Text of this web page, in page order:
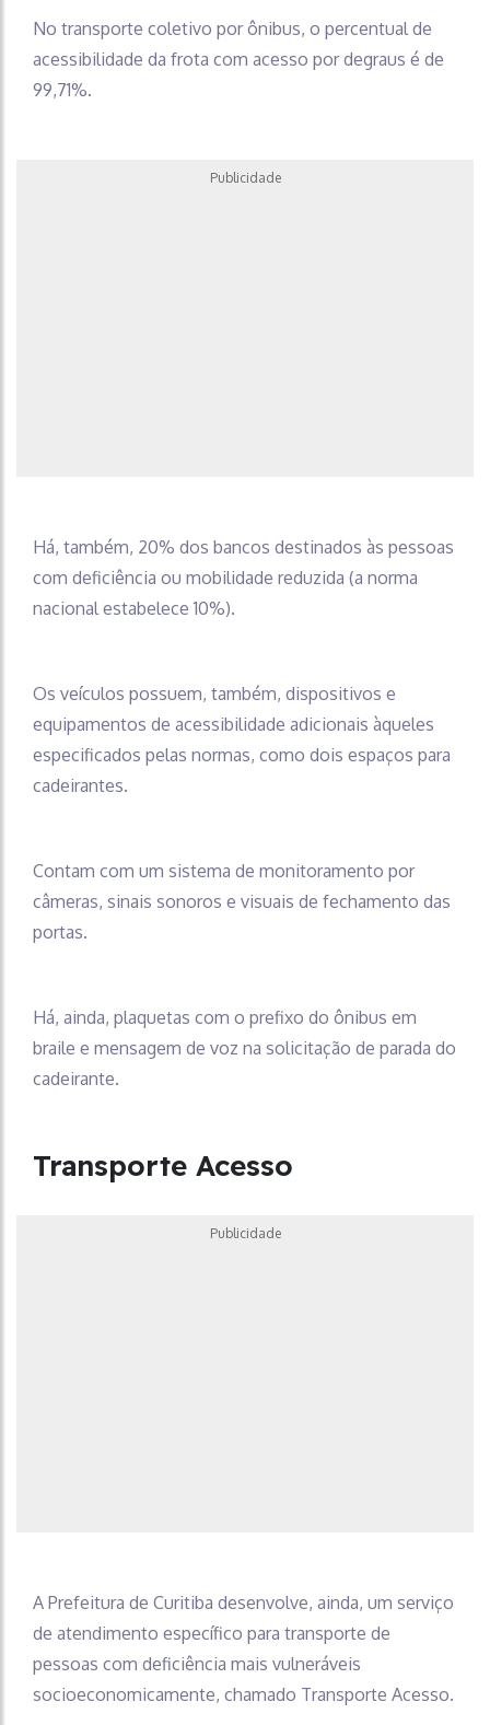
No transporte coletivo por ônibus, o percentual de
acessibilidade da frota com acesso por degraus é de
99,71%.
Publicidade
Há, também, 20% dos bancos destinados às pessoas
com deficiência ou mobilidade reduzida (a norma
nacional estabelece 10%).
Os veículos possuem, também, dispositivos e
equipamentos de acessibilidade adicionais àqueles
especificados pelas normas, como dois espaços para
cadeirantes.
Contam com um sistema de monitoramento por
câmeras, sinais sonoros e visuais de fechamento das
portas.
Há, ainda, plaquetas com o prefixo do ônibus em
braile e mensagem de voz na solicitação de parada do
cadeirante.
Transporte Acesso
Publicidade
A Prefeitura de Curitiba desenvolve, ainda, um serviço
de atendimento específico para transporte de
pessoas com deficiência mais vulneráveis
socioeconomicamente, chamado Transporte Acesso.